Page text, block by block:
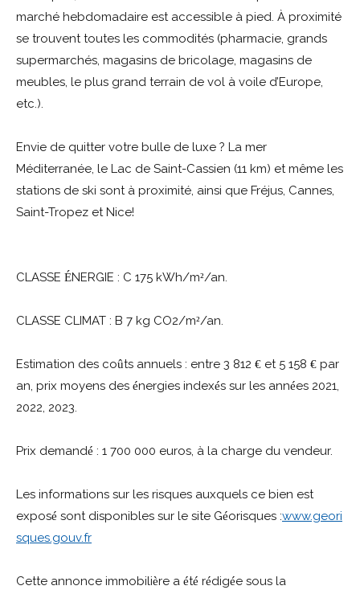
marché hebdomadaire est accessible à pied. À proximité
se trouvent toutes les commodités (pharmacie, grands
supermarchés, magasins de bricolage, magasins de
meubles, le plus grand terrain de vol à voile d’Europe,
etc.).
Envie de quitter votre bulle de luxe ? La mer
Méditerranée, le Lac de Saint-Cassien (11 km) et même les
stations de ski sont à proximité, ainsi que Fréjus, Cannes,
Saint-Tropez et Nice!
CLASSE ÉNERGIE : C 175 kWh/m²/an.
CLASSE CLIMAT : B 7 kg CO2/m²/an.
Estimation des coûts annuels : entre 3 812 € et 5 158 € par
an, prix moyens des énergies indexés sur les années 2021,
2022, 2023.
Prix demandé : 1 700 000 euros, à la charge du vendeur.
Les informations sur les risques auxquels ce bien est
exposé sont disponibles sur le site Géorisques :www.geori
sques.gouv.fr
Cette annonce immobilière a été rédigée sous la